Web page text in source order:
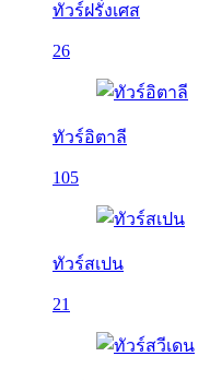
ทัวร์ฝรั่งเศส
26
ทัวร์อิตาลี
105
ทัวร์สเปน
21